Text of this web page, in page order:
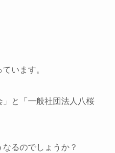
います。
と「一般社団法人八桜
るのでしょうか？